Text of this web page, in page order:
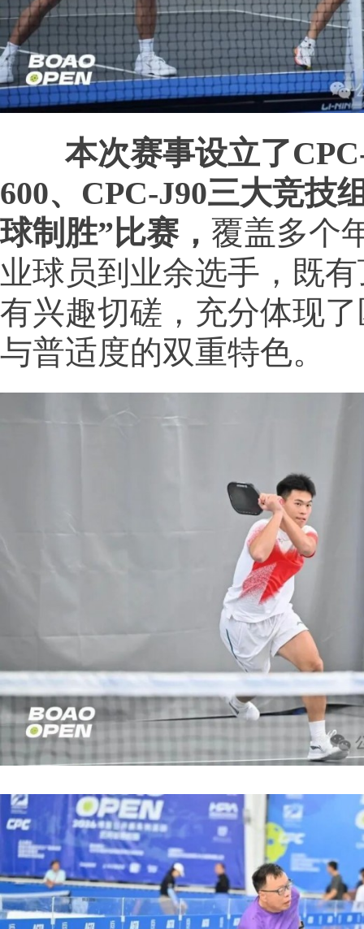
本次赛事设立了
600、CPC-J90三大竞技
球制胜”比赛， 覆盖多个
业球员到业余选手，既
有兴趣切磋，充分体现
与普适度的双重特色。